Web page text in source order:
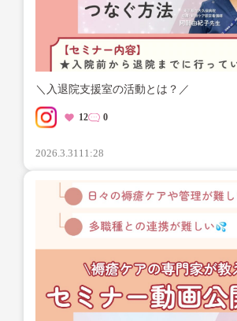
＼入退院支援室の活動とは？／
12 0
2026.3.3111:28